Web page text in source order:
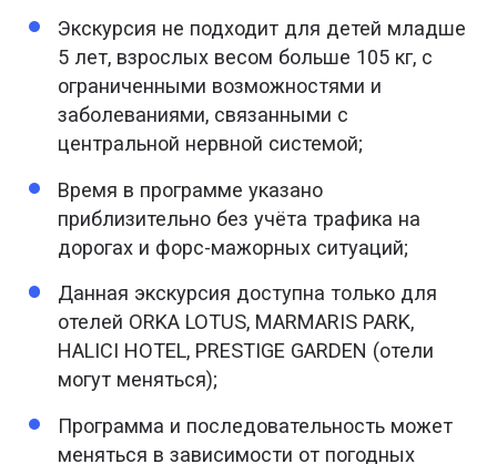
Экскурсия не подходит для детей младше
5 лет, взрослых весом больше 105 кг, с
ограниченными возможностями и
заболеваниями, связанными с
центральной нервной системой;
Время в программе указано
приблизительно без учёта трафика на
дорогах и форс-мажорных ситуаций;
Данная экскурсия доступна только для
отелей ORKA LOTUS, MARMARIS PARK,
HALICI HOTEL, PRESTIGE GARDEN (отели
могут меняться);
Программа и последовательность может
меняться в зависимости от погодных